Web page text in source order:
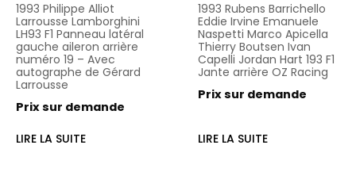
1993 Philippe Alliot
Larrousse Lamborghini
LH93 F1 Panneau latéral
gauche aileron arrière
numéro 19 – Avec
autographe de Gérard
Larrousse
Prix sur demande
LIRE LA SUITE
1993 Rubens Barrichello
Eddie Irvine Emanuele
Naspetti Marco Apicella
Thierry Boutsen Ivan
Capelli Jordan Hart 193 F1
Jante arrière OZ Racing
Prix sur demande
LIRE LA SUITE